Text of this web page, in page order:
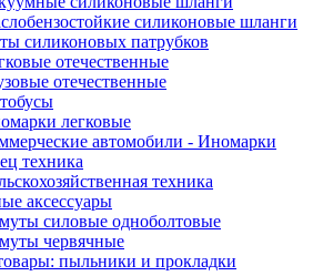
силиконовые шланги
силиконовых патрубков
отечественные
отечественные
легковые
автомобили - Иномарки
техника
техника
аксессуары
силовые одноболтовые
червячные
пыльники и прокладки